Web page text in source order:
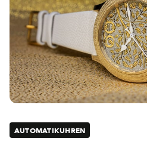
AUTOMATIKUHREN